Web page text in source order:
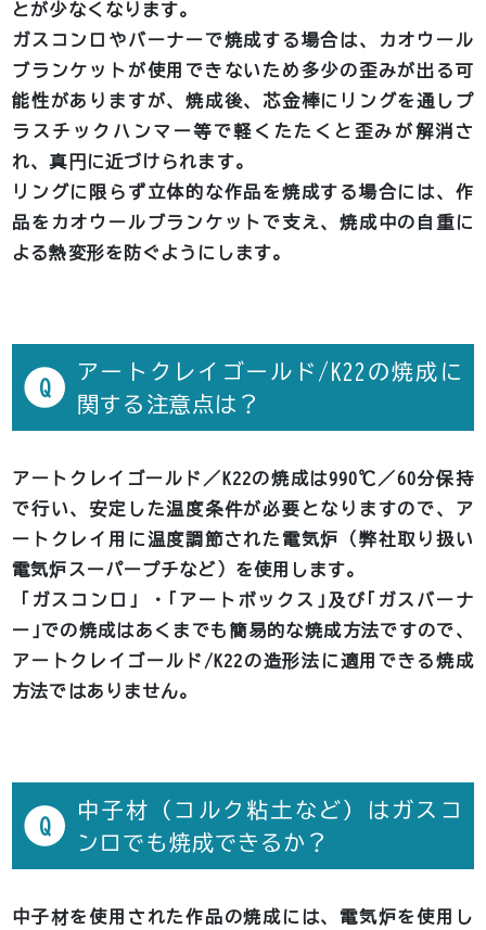
とが少なくなります。
ガスコンロやバーナーで焼成する場合は、カオウール
ブランケットが使用できないため多少の歪みが出る可
能性がありますが、焼成後、芯金棒にリングを通しプ
ラスチックハンマー等で軽くたたくと歪みが解消さ
れ、真円に近づけられます。
リングに限らず立体的な作品を焼成する場合には、作
品をカオウールブランケットで支え、焼成中の自重に
よる熱変形を防ぐようにします。
Q
アートクレイゴールド/K22の焼成に
関する注意点は？
アートクレイゴールド／K22の焼成は990℃／60分保持
で行い、安定した温度条件が必要となりますので、ア
ートクレイ用に温度調節された電気炉（弊社取り扱い
電気炉スーパープチなど）を使用します。
「ガスコンロ」・｢アートボックス｣及び｢ガスバーナ
ー｣での焼成はあくまでも簡易的な焼成方法ですので、
アートクレイゴールド/K22の造形法に適用できる焼成
方法ではありません。
Q
中子材（コルク粘土など）はガスコ
ンロでも焼成できるか？
中子材を使用された作品の焼成には、電気炉を使用し